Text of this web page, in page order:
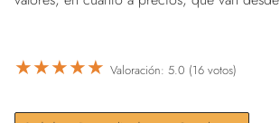
★★★★★ Valoración: 5.0 (16 votos)